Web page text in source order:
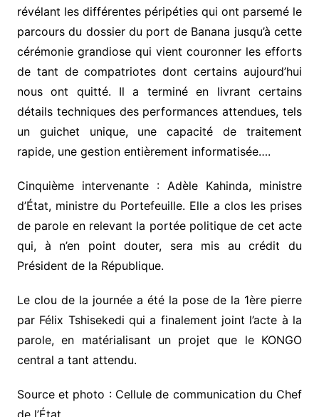
révélant les différentes péripéties qui ont parsemé le
parcours du dossier du port de Banana jusqu’à cette
cérémonie grandiose qui vient couronner les efforts
de tant de compatriotes dont certains aujourd’hui
nous ont quitté. Il a terminé en livrant certains
détails techniques des performances attendues, tels
un guichet unique, une capacité de traitement
rapide, une gestion entièrement informatisée….
Cinquième intervenante : Adèle Kahinda, ministre
d’État, ministre du Portefeuille. Elle a clos les prises
de parole en relevant la portée politique de cet acte
qui, à n’en point douter, sera mis au crédit du
Président de la République.
Le clou de la journée a été la pose de la 1ère pierre
par Félix Tshisekedi qui a finalement joint l’acte à la
parole, en matérialisant un projet que le KONGO
central a tant attendu.
Source et photo : Cellule de communication du Chef